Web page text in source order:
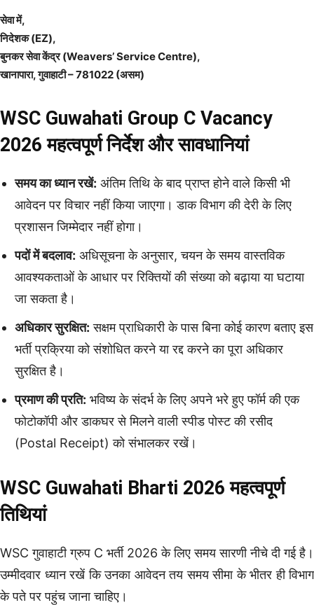
सेवा में,
निदेशक (EZ),
बुनकर सेवा केंद्र (Weavers’ Service Centre),
खानापारा, गुवाहाटी – 781022 (असम)
WSC Guwahati Group C Vacancy
2026 महत्वपूर्ण निर्देश और सावधानियां
समय का ध्यान रखें: अंतिम तिथि के बाद प्राप्त होने वाले किसी भी
आवेदन पर विचार नहीं किया जाएगा। डाक विभाग की देरी के लिए
प्रशासन जिम्मेदार नहीं होगा।
पदों में बदलाव: अधिसूचना के अनुसार, चयन के समय वास्तविक
आवश्यकताओं के आधार पर रिक्तियों की संख्या को बढ़ाया या घटाया
जा सकता है।
अधिकार सुरक्षित: सक्षम प्राधिकारी के पास बिना कोई कारण बताए इस
भर्ती प्रक्रिया को संशोधित करने या रद्द करने का पूरा अधिकार
सुरक्षित है।
प्रमाण की प्रति: भविष्य के संदर्भ के लिए अपने भरे हुए फॉर्म की एक
फोटोकॉपी और डाकघर से मिलने वाली स्पीड पोस्ट की रसीद
(Postal Receipt) को संभालकर रखें।
WSC Guwahati Bharti 2026 महत्वपूर्ण
तिथियां
WSC गुवाहाटी ग्रुप C भर्ती 2026 के लिए समय सारणी नीचे दी गई है।
उम्मीदवार ध्यान रखें कि उनका आवेदन तय समय सीमा के भीतर ही विभाग
के पते पर पहुंच जाना चाहिए।